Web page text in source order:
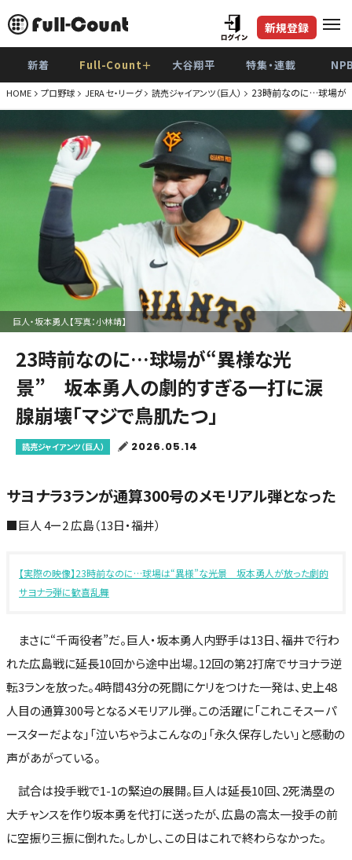
新規登録
新着 Full-Count＋ 大谷翔平 特集・連載
HOME プロ野球 JERA セ・リーグ 読売ジャイアンツ（巨人） 23時前なのに…球場が“
巨人・坂本勇人【写真：小林靖】
23時前なのに…球場が“異様な光
景” 坂本勇人の劇的すぎる一打に涙
腺崩壊「マジで鳥肌たつ」
読売ジャイアンツ（巨人） 2026.05.14
サヨナラ3ランが通算300号のメモリアル弾となった
■巨人 4ー2 広島（13日・福井）
【実際の映像】23時前なのに…球場は“異様”な光景 坂本勇人が放った劇的
サヨナラ弾に歓喜乱舞
まさに“千両役者”だ。巨人・坂本勇人内野手は13日、福井で行わ
れた広島戦に延長10回から途中出場。12回の第2打席でサヨナラ逆
転3ランを放った。4時間43分の死闘にケリをつけた一発は、史上48
人目の通算300号となるメモリアル弾。この活躍に「これこそスーパ
ースターだよな」「泣いちゃうよこんなの」「永久保存したい」と感動の
声があがっている。
試合は投手戦で1-1の緊迫の展開。巨人は延長10回、2死満塁の
大チャンスを作り坂本勇を代打に送ったが、広島の高太一投手の前
に空振り三振に倒れた。しかし、この日はこれで終わらなかった。